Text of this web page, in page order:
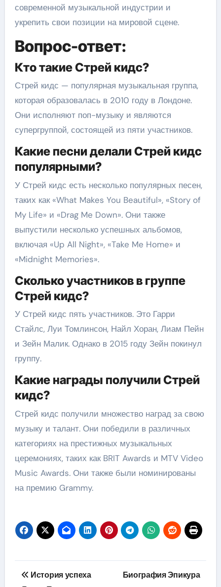
современной музыкальной индустрии и
укрепить свои позиции на мировой сцене.
Вопрос-ответ:
Кто такие Стрей кидс?
Стрей кидс — популярная музыкальная группа,
которая образовалась в 2010 году в Лондоне.
Они исполняют поп-музыку и являются
супергруппой, состоящей из пяти участников.
Какие песни делали Стрей кидс
популярными?
У Стрей кидс есть несколько популярных песен,
таких как «What Makes You Beautiful», «Story of
My Life» и «Drag Me Down». Они также
выпустили несколько успешных альбомов,
включая «Up All Night», «Take Me Home» и
«Midnight Memories».
Сколько участников в группе
Стрей кидс?
У Стрей кидс пять участников. Это Гарри
Стайлс, Луи Томлинсон, Найл Хоран, Лиам Пейн
и Зейн Малик. Однако в 2015 году Зейн покинул
группу.
Какие награды получили Стрей
кидс?
Стрей кидс получили множество наград за свою
музыку и талант. Они победили в различных
категориях на престижных музыкальных
церемониях, таких как BRIT Awards и MTV Video
Music Awards. Они также были номинированы
на премию Grammy.
Навигация
История успеха
Биография Эпикура